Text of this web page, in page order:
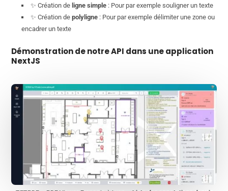
✨ Création deligne simple : Pour par exemple souligner un texte
✨ Création depolyligne : Pour par exemple délimiter une zone ou
encadrer un texte
Démonstration de notre API dans une application
NextJS